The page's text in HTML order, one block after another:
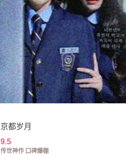
京都岁月
9.5
传世神作 口碑爆棚